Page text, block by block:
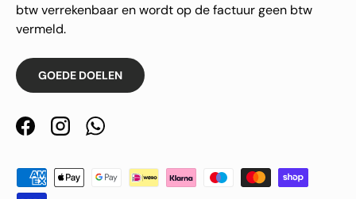
btw verrekenbaar en wordt op de factuur geen btw
vermeld.
GOEDE DOELEN
FacebookInstagramWhatsApp
Geaccepteerde betaalmethoden